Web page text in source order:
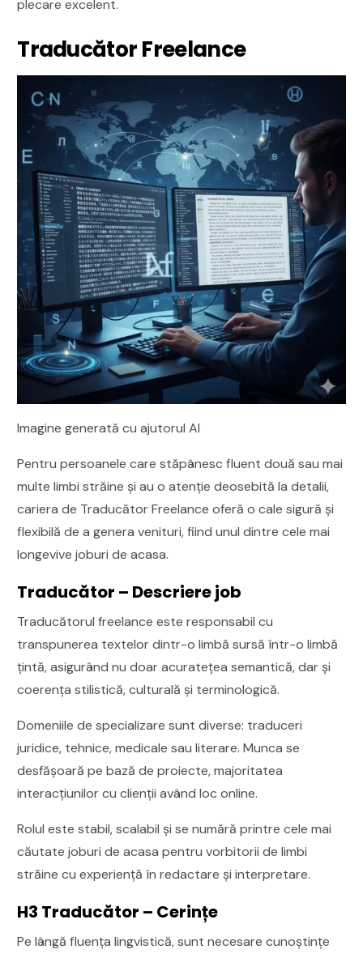
plecare excelent.
Traducător Freelance
Imagine generată cu ajutorul AI
Pentru persoanele care stăpânesc fluent două sau mai
multe limbi străine și au o atenție deosebită la detalii,
cariera de Traducător Freelance oferă o cale sigură și
flexibilă de a genera venituri, fiind unul dintre cele mai
longevive joburi de acasa.
Traducător – Descriere job
Traducătorul freelance este responsabil cu
transpunerea textelor dintr-o limbă sursă într-o limbă
țintă, asigurând nu doar acuratețea semantică, dar și
coerența stilistică, culturală și terminologică.
Domeniile de specializare sunt diverse: traduceri
juridice, tehnice, medicale sau literare. Munca se
desfășoară pe bază de proiecte, majoritatea
interacțiunilor cu clienții având loc online.
Rolul este stabil, scalabil și se numără printre cele mai
căutate joburi de acasa pentru vorbitorii de limbi
străine cu experiență în redactare și interpretare.
H3 Traducător – Cerințe
Pe lângă fluența lingvistică, sunt necesare cunoștințe